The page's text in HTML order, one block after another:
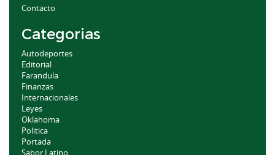
Contacto
Categorias
Autodeportes
Editorial
Farandula
Finanzas
Internacionales
Leyes
Oklahoma
Politica
Portada
Sabor Latino